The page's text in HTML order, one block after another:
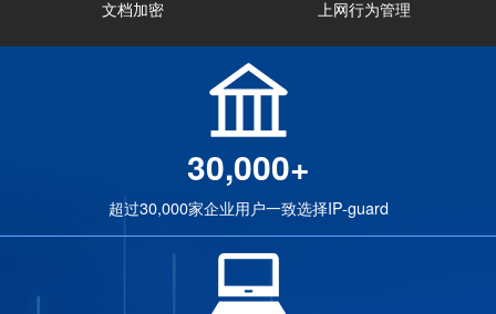
文档加密 上网行为管理
30,000+
超过30,000家企业用户一致选择IP-guard